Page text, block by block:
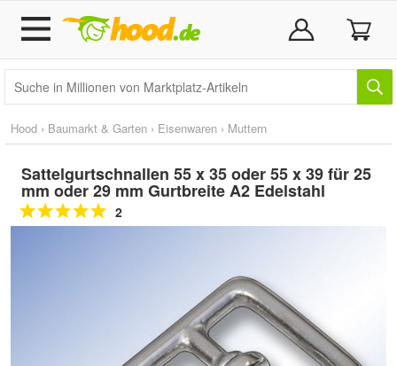
Hood › Baumarkt & Garten › Eisenwaren › Muttern
Sattelgurtschnallen 55 x 35 oder 55 x 39 für 25
mm oder 29 mm Gurtbreite A2 Edelstahl
2